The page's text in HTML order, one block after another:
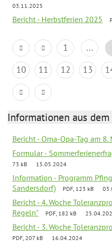
03.11.2025
Bericht - Herbstferien 2025
1 ...
10
11 12 13
Informationen aus
Bericht - Oma-Opa-Tag am 8.
Formular -
73 kB
15.05.2024
Information - Programm
Sandersdorf)
PDF, 123 kB
Bericht - 4. Woche
Regeln"
PDF, 182 kB
Bericht - 3. Woche
PDF, 207 kB 16.04.2024